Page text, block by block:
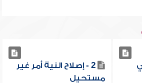
2 - إصلاح النية أمر غير
مستحيل